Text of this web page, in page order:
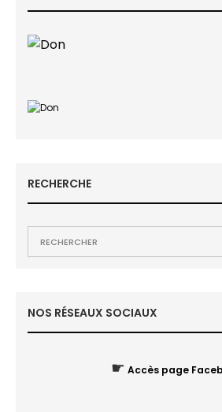
RECHERCHE
NOS RÉSEAUX SOCIAUX
☛ Accès page